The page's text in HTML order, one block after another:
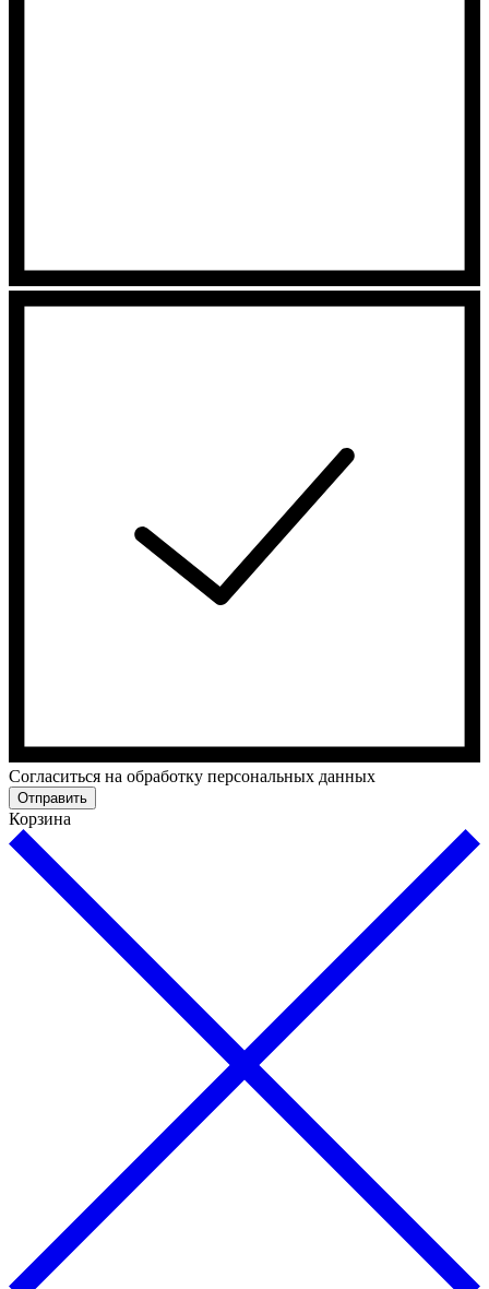
Cогласиться на обработку персональных данных
Отправить
Корзина